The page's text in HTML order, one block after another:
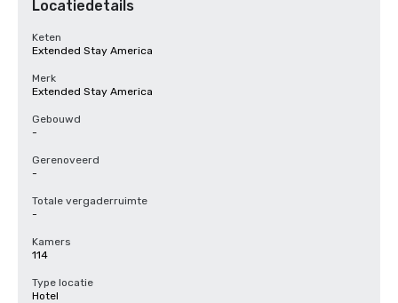
Locatiedetails
Keten
Extended Stay America
Merk
Extended Stay America
Gebouwd
-
Gerenoveerd
-
Totale vergaderruimte
-
Kamers
114
Type locatie
Hotel